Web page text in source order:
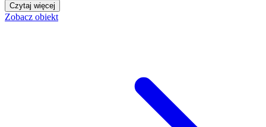
Czytaj więcej
Zobacz obiekt